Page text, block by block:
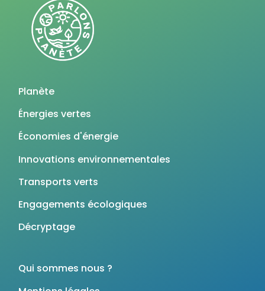
Planète
Énergies vertes
Économies d'énergie
Innovations environnementales
Transports verts
Engagements écologiques
Décryptage
Qui sommes nous ?